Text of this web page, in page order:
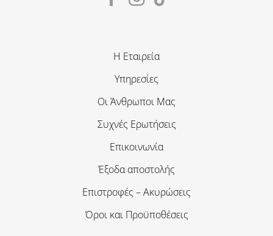
Η Εταιρεία
Υπηρεσίες
Οι Άνθρωποι Μας
Συχνές Ερωτήσεις
Επικοινωνία
Έξοδα αποστολής
Επιστροφές – Ακυρώσεις
Όροι και Προϋποθέσεις